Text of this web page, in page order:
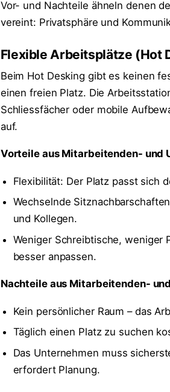
Vor- und Nachteile ähneln denen
vereint: Privatsphäre und
Flexible Arbeitsplätze (Hot
Beim Hot Desking gibt es keinen
einen freien Platz. Die
Schliessfächer oder mobile
auf.
Vorteile aus Mitarbeitenden- und
Flexibilität: Der Platz passt sich
Wechselnde
und Kollegen.
Weniger Schreibtische, weniger
besser anpassen.
Nachteile aus Mitarbeitenden-
Kein persönlicher Raum – das
Täglich einen Platz zu suchen
Das Unternehmen muss
erfordert Planung.